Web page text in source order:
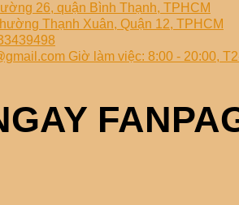
26, quận Bình Thạnh, TPHCM
Thạnh Xuân, Quận 12, TPHCM
Giờ làm việc: 8:00 - 20:00,